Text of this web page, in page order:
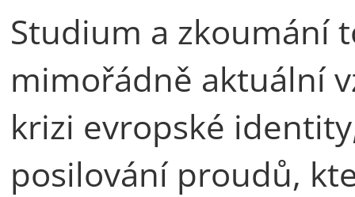
Studium a zkoumání
mimořádně aktuální
krizi evropské
posilování proudů,